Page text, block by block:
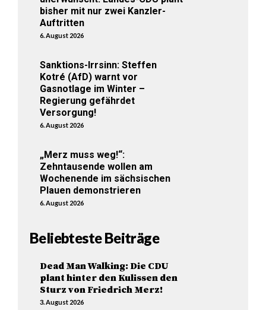
bisher mit nur zwei Kanzler-
Auftritten
6. August 2026
Sanktions-Irrsinn: Steffen
Kotré (AfD) warnt vor
Gasnotlage im Winter –
Regierung gefährdet
Versorgung!
6. August 2026
„Merz muss weg!“:
Zehntausende wollen am
Wochenende im sächsischen
Plauen demonstrieren
6. August 2026
Beliebteste Beiträge
Dead Man Walking: Die CDU
plant hinter den Kulissen den
Sturz von Friedrich Merz!
3. August 2026